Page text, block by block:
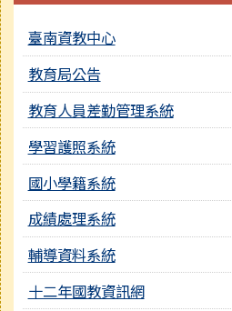
臺南資教中心
教育局公告
教育人員差勤管理系統
學習護照系統
國小學籍系統
成績處理系統
輔導資料系統
十二年國教資訊網